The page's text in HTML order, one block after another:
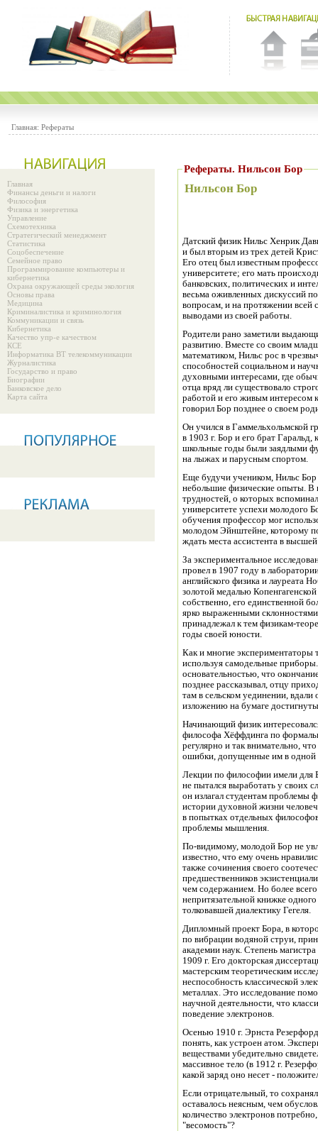
Главная: Рефераты
Главная
Финансы деньги и налоги
Философия
Физика и энергетика
Управление
Схемотехника
Стратегический менеджмент
Статистика
Соцобеспечение
Семейное право
Программирование компьютеры и
кибернетика
Охрана окружающей среды экология
Основы права
Медицина
Криминалистика и криминология
Коммуникации и связь
Кибернетика
Качество упр-е качеством
КСЕ
Информатика ВТ телекоммуникации
Журналистика
Государство и право
Биографии
Банковское дело
Карта сайта
Рефераты. Нильсон Бор
Нильсон Бор
Датский физик Нильс Хенрик
и был вторым из трех детей
Его отец был известным
университете; его мать
банковских, политических и
весьма оживленных дискуссий
вопросам, и на протяжении
выводами из своей работы.
Родители рано заметили
развитию. Вместе со своим
математиком, Нильс рос в
способностей социальном и
духовными интересами, где
отца вряд ли существовало
работой и его живым интересом
говорил Бор позднее о своем
Он учился в Гаммельхольмской
в 1903 г. Бор и его брат
школьные годы были заядлыми
на лыжах и парусным спортом.
Еще будучи учеником, Нильс Бор
небольшие физические опыты. В
трудностей, о которых
университете успехи молодого
обучения профессор мог
молодом Эйнштейне, которому
ждать места ассистента в
За экспериментальное
провел в 1907 году в
английского физика и лауреата
золотой медалью
собственно, его единственной
ярко выраженными
принадлежал к тем физикам-
годы своей юности.
Как и многие экспериментаторы
используя самодельные
основательностью, что
позднее рассказывал, отцу
там в сельском уединении,
изложению на бумаге
Начинающий физик
философа Хёффдинга по
регулярно и так внимательно,
ошибки, допущенные им в одной
Лекции по философии имели для
не пытался выработать у своих
он излагал студентам проблемы
истории духовной жизни
в попытках отдельных
проблемы мышления.
По-видимому, молодой Бор не
известно, что ему очень
также сочинения своего
предшественников
чем содержанием. Но более
непритязательной книжке
толковавшей диалектику Гегеля.
Дипломный проект Бора, в
по вибрации водяной струи,
академии наук. Степень
1909 г. Его докторская
мастерским теоретическим
неспособность классической
металлах. Это исследование
научной деятельности, что
поведение электронов.
Осенью 1910 г. Эрнста
понять, как устроен атом.
веществами убедительно
массивное тело (в 1912 г.
какой заряд оно несет -
Если отрицательный, то
оставалось неясным, чем
количество электронов
"весомость"?